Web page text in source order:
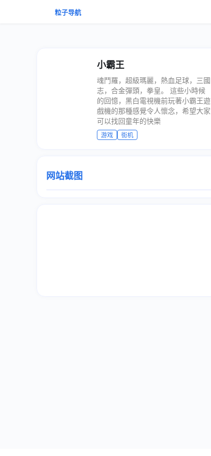
粒子导航
小霸王
魂鬥羅，超級瑪麗，熱血足球，三國
志，合金彈頭，拳皇。 這些小時候
的回憶，黑白電視機前玩著小霸王遊
戲機的那種感覺令人懷念，希望大家
可以找回童年的快樂
游戏 街机
网站截图